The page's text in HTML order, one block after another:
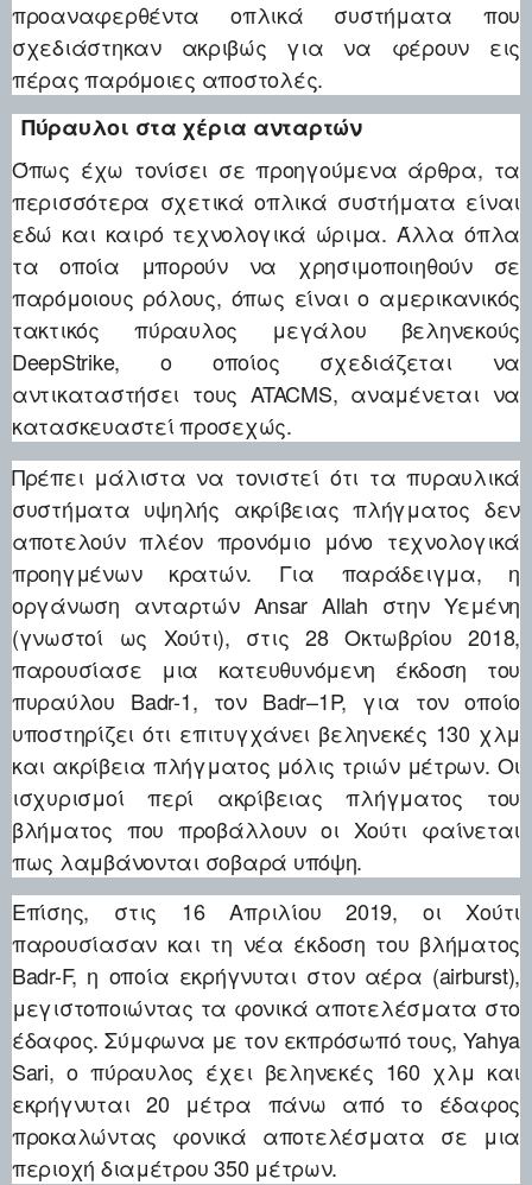
προαναφερθέντα οπλικά συστήματα που
σχεδιάστηκαν ακριβώς για να φέρουν εις
πέρας παρόμοιες αποστολές.
Πύραυλοι στα χέρια ανταρτών
Όπως έχω τονίσει σε προηγούμενα άρθρα, τα
περισσότερα σχετικά οπλικά συστήματα είναι
εδώ και καιρό τεχνολογικά ώριμα. Άλλα όπλα
τα οποία μπορούν να χρησιμοποιηθούν σε
παρόμοιους ρόλους, όπως είναι ο αμερικανικός
τακτικός πύραυλος μεγάλου βεληνεκούς
DeepStrike, ο οποίος σχεδιάζεται να
αντικαταστήσει τους ATACMS, αναμένεται να
κατασκευαστεί προσεχώς.
Πρέπει μάλιστα να τονιστεί ότι τα πυραυλικά
συστήματα υψηλής ακρίβειας πλήγματος δεν
αποτελούν πλέον προνόμιο μόνο τεχνολογικά
προηγμένων κρατών. Για παράδειγμα, η
οργάνωση ανταρτών Ansar Allah στην Υεμένη
(γνωστοί ως Χούτι), στις 28 Οκτωβρίου 2018,
παρουσίασε μια κατευθυνόμενη έκδοση του
πυραύλου Badr-1, τον Badr–1P, για τον οποίο
υποστηρίζει ότι επιτυγχάνει βεληνεκές 130 χλμ
και ακρίβεια πλήγματος μόλις τριών μέτρων. Οι
ισχυρισμοί περί ακρίβειας πλήγματος του
βλήματος που προβάλλουν οι Χούτι φαίνεται
πως λαμβάνονται σοβαρά υπόψη.
Επίσης, στις 16 Απριλίου 2019, οι Χούτι
παρουσίασαν και τη νέα έκδοση του βλήματος
Badr-F, η οποία εκρήγνυται στον αέρα (airburst),
μεγιστοποιώντας τα φονικά αποτελέσματα στο
έδαφος. Σύμφωνα με τον εκπρόσωπό τους, Yahya
Sari, ο πύραυλος έχει βεληνεκές 160 χλμ και
εκρήγνυται 20 μέτρα πάνω από το έδαφος
προκαλώντας φονικά αποτελέσματα σε μια
περιοχή διαμέτρου 350 μέτρων.